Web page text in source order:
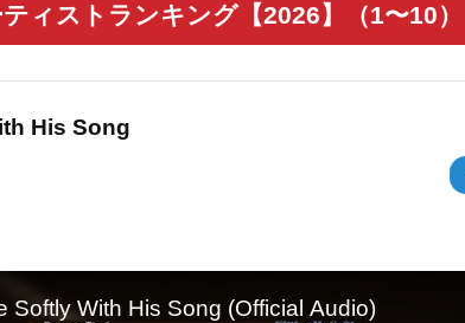
ィストランキング【2026】（1〜10）
His Song
Softly With His Song (Official Audio)